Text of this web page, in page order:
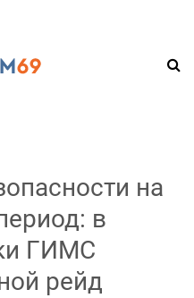
на
в
ГИМС
рейд